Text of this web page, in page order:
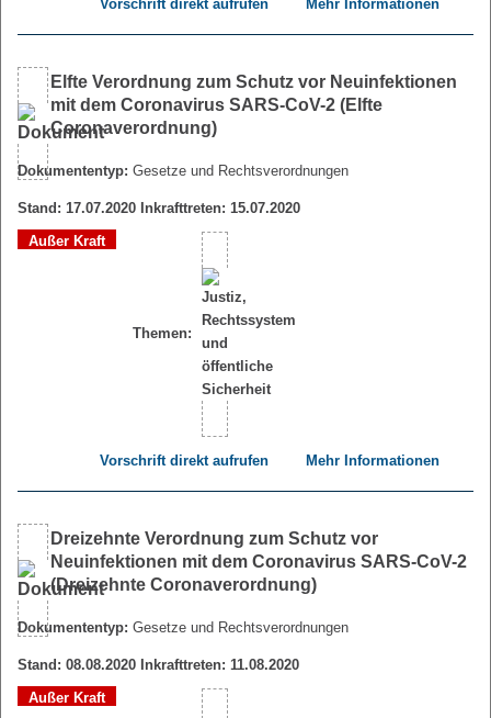
Vorschrift direkt aufrufen Mehr Informationen
Elfte Verordnung zum Schutz vor Neuinfektionen
mit dem Coronavirus SARS-CoV-2 (Elfte
Coronaverordnung)
Dokumententyp: Gesetze und Rechtsverordnungen
Stand: 17.07.2020 Inkrafttreten: 15.07.2020
Außer Kraft
Themen:
Vorschrift direkt aufrufen Mehr Informationen
Dreizehnte Verordnung zum Schutz vor
Neuinfektionen mit dem Coronavirus SARS-CoV-2
(Dreizehnte Coronaverordnung)
Dokumententyp: Gesetze und Rechtsverordnungen
Stand: 08.08.2020 Inkrafttreten: 11.08.2020
Außer Kraft